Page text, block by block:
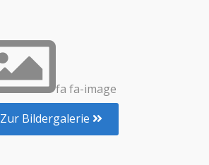
fa fa-image
Zur Bildergalerie